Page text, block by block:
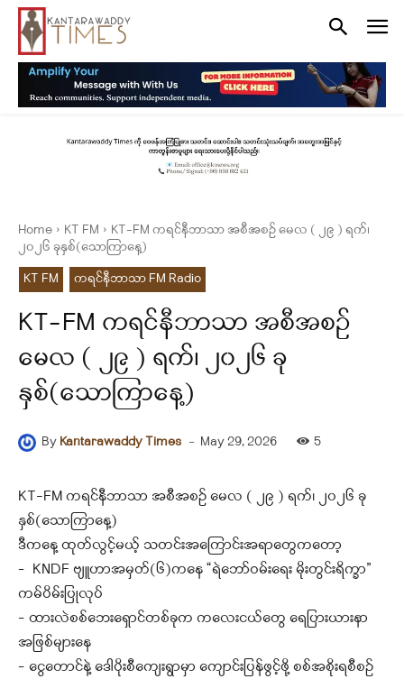
Home KT FM
KT-FM ကရင်နီဘာသာ အစီအစဉ် မေလ ( ၂၉ ) ရက်၊
၂၀၂၆ ခုနှစ်(သောကြာနေ့)
KT FM
ကရင်နီဘာသာ FM Radio
KT-FM ကရင်နီဘာသာ အစီအစဉ်
မေလ ( ၂၉ ) ရက်၊ ၂၀၂၆ ခု
နှစ်(သောကြာနေ့)
By Kantarawaddy Times - May 29, 2026 5
KT-FM ကရင်နီဘာသာ အစီအစဉ် မေလ ( ၂၉ ) ရက်၊ ၂၀၂၆ ခု
နှစ်(သောကြာနေ့)
ဒီကနေ့ ထုတ်လွင့်မယ့် သတင်းအကြောင်းအရာတွေကတော့
– KNDF ဗျူဟာအမှတ်(၆)ကနေ “ရဲဘော်ဝမ်းရေး မိုးတွင်းရိက္ခာ”
ကမ်ပိမ်းပြုလုပ်
– ထားလဲစစ်ဘေးရှောင်တစ်ခုက ကလေးငယ်တွေ ရေပြားယားနာ
အဖြစ်များနေ
– ငွေတောင်နဲ့ ဒေါပိုးစီကျေးရွာမှာ ကျောင်းပြန်ဖွင့်ဖို့ စစ်အစိုးရစီစဉ်